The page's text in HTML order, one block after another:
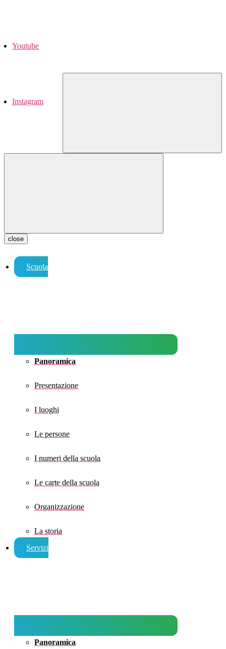
Youtube
Instagram
close
Scuola
Panoramica
Presentazione
I luoghi
Le persone
I numeri della scuola
Le carte della scuola
Organizzazione
La storia
Servizi
Panoramica